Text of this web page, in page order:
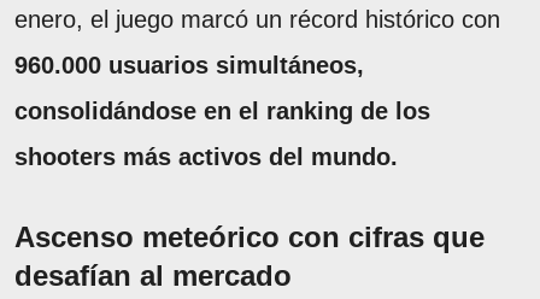
enero, el juego marcó un récord histórico con
960.000 usuarios simultáneos,
consolidándose en el ranking de los
shooters más activos del mundo.
Ascenso meteórico con cifras que
desafían al mercado